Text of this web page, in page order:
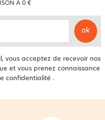
À 0 €
ok
vous acceptez de recevoir nos
et vous prenez connaissance
confidentialité .